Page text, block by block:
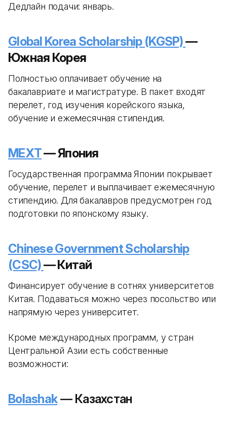
Дедлайн подачи: январь.
Global Korea Scholarship (KGSP)—
Южная Корея
Полностью оплачивает обучение на
бакалавриате и магистратуре. В пакет входят
перелет, год изучения корейского языка,
обучение и ежемесячная стипендия.
MEXT— Япония
Государственная программа Японии покрывает
обучение, перелет и выплачивает ежемесячную
стипендию. Для бакалавров предусмотрен год
подготовки по японскому языку.
Chinese Government Scholarship
(CSC)— Китай
Финансирует обучение в сотнях университетов
Китая. Подаваться можно через посольство или
напрямую через университет.
Кроме международных программ, у стран
Центральной Азии есть собственные
возможности:
Bolashak— Казахстан